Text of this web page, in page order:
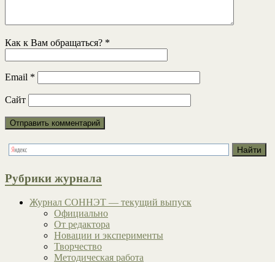
Как к Вам обращаться? *
Email *
Сайт
Рубрики журнала
Журнал СОННЭТ — текущий выпуск
Официально
От редактора
Новации и эксперименты
Творчество
Методическая работа